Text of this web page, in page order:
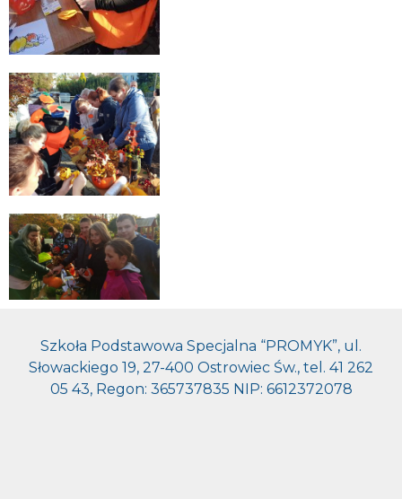
Szkoła Podstawowa Specjalna “PROMYK”, ul.
Słowackiego 19, 27-400 Ostrowiec Św., tel. 41 262
05 43, Regon: 365737835 NIP: 6612372078